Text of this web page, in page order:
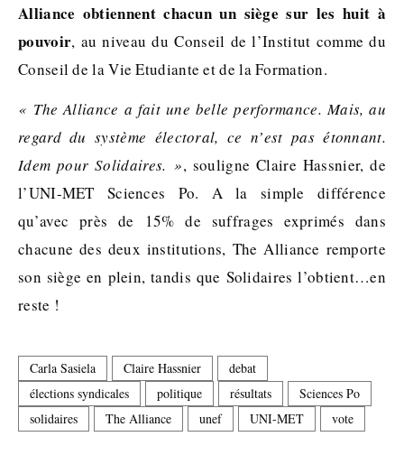
Alliance obtiennent chacun un siège sur les huit à
pouvoir, au niveau du Conseil de l’Institut comme du
Conseil de la Vie Etudiante et de la Formation.
« The Alliance a fait une belle performance. Mais, au
regard du système électoral, ce n’est pas étonnant.
Idem pour Solidaires. », souligne Claire Hassnier, de
l’UNI-MET Sciences Po. A la simple différence
qu’avec près de 15% de suffrages exprimés dans
chacune des deux institutions, The Alliance remporte
son siège en plein, tandis que Solidaires l’obtient…en
reste !
Carla Sasiela Claire Hassnier
debat
élections syndicales
politique résultats
Sciences Po
solidaires
The Alliance unef UNI-MET vote